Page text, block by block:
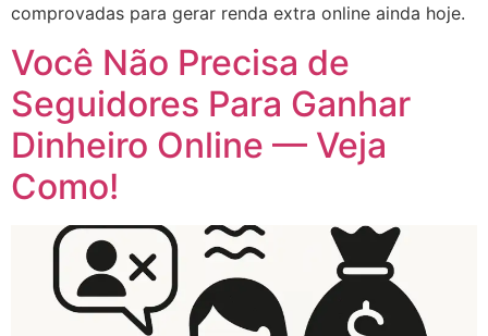
comprovadas para gerar renda extra online ainda hoje.
Você Não Precisa de
Seguidores Para Ganhar
Dinheiro Online — Veja
Como!